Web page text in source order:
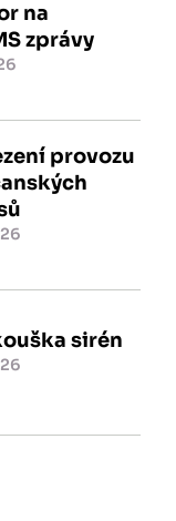
na
zprávy
provozu
sirén